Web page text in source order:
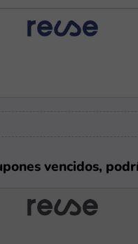
vencidos,